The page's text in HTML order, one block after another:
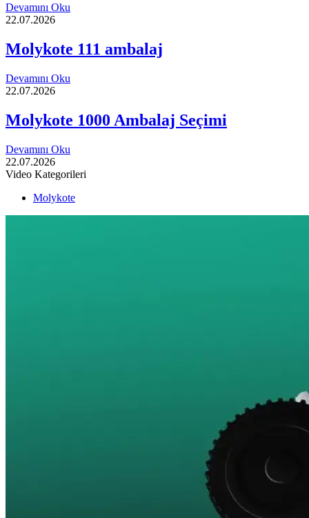
Devamını Oku
22.07.2026
Molykote 111 ambalaj
Devamını Oku
22.07.2026
Molykote 1000 Ambalaj Seçimi
Devamını Oku
22.07.2026
Video Kategorileri
Molykote